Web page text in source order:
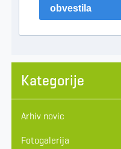
obvestila
Kategorije
Arhiv novic
Fotogalerija